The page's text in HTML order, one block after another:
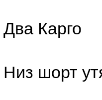
Два Карго
Низ шорт